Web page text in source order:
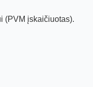
(PVM įskaičiuotas).